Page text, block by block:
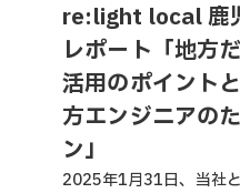
re:light local 鹿
レポート「地方
活用のポイント
方エンジニアの
ン」
2025年1月31日、当社